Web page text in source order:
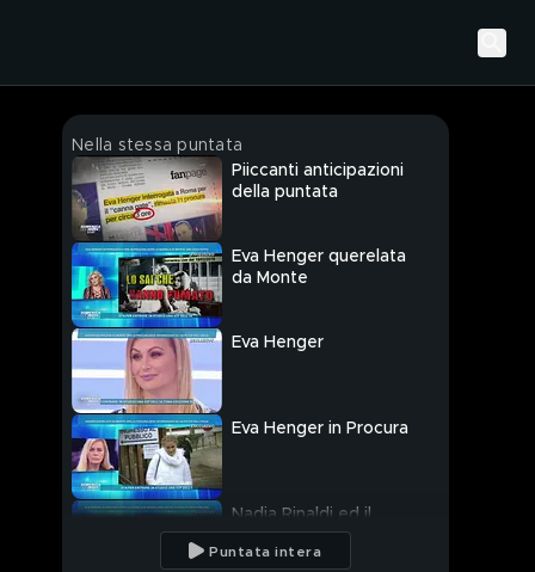
Nella stessa puntata
Piiccanti anticipazioni
della puntata
Eva Henger querelata
da Monte
Eva Henger
Eva Henger in Procura
Nadia Rinaldi ed il
"canna gate"
Puntata intera